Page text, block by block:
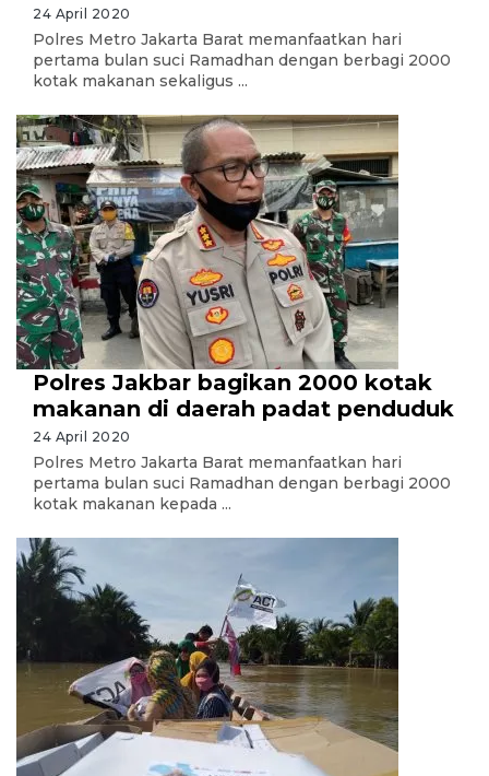
24 April 2020
Polres Metro Jakarta Barat memanfaatkan hari
pertama bulan suci Ramadhan dengan berbagi 2000
kotak makanan sekaligus ...
Polres Jakbar bagikan 2000 kotak
makanan di daerah padat penduduk
24 April 2020
Polres Metro Jakarta Barat memanfaatkan hari
pertama bulan suci Ramadhan dengan berbagi 2000
kotak makanan kepada ...